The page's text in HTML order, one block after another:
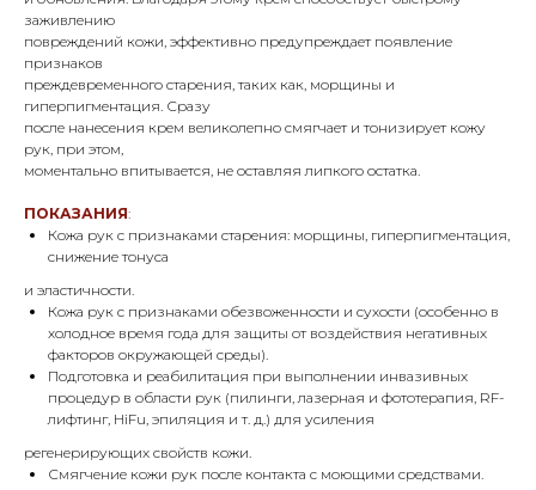
заживлению
повреждений кожи, эффективно предупреждает появление
признаков
преждевременного старения, таких как, морщины и
гиперпигментация. Сразу
после нанесения крем великолепно смягчает и тонизирует кожу
рук, при этом,
моментально впитывается, не оставляя липкого остатка.
ПОКАЗАНИЯ:
Кожа рук с признаками старения: морщины, гиперпигментация,
снижение тонуса
и эластичности.
Кожа рук с признаками обезвоженности и сухости (особенно в
холодное время года для защиты от воздействия негативных
факторов окружающей среды).
Подготовка и реабилитация при выполнении инвазивных
процедур в области рук (пилинги, лазерная и фототерапия, RF-
лифтинг, HiFu, эпиляция и т. д.) для усиления
регенерирующих свойств кожи.
Смягчение кожи рук после контакта с моющими средствами.